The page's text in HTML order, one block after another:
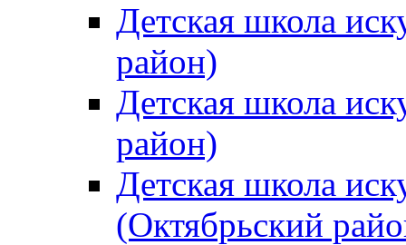
Детская школа
район)
Детская школа
район)
Детская школа
(Октябрьский